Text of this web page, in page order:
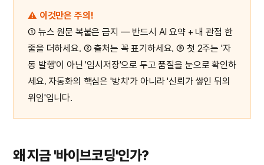
⚠️ 이것만은 주의!
① 뉴스 원문 복붙은 금지 — 반드시 AI 요약 + 내 관점 한
줄을 더하세요. ② 출처는 꼭 표기하세요. ③ 첫 2주는 '자
동 발행'이 아닌 '임시저장'으로 두고 품질을 눈으로 확인하
세요. 자동화의 핵심은 '방치'가 아니라 '신뢰가 쌓인 뒤의
위임'입니다.
왜 지금 '바이브코딩'인가?